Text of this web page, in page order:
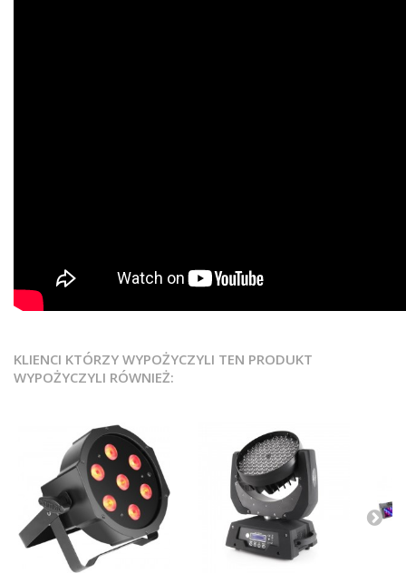
KLIENCI KTÓRZY WYPOŻYCZYLI TEN PRODUKT
WYPOŻYCZYLI RÓWNIEŻ: